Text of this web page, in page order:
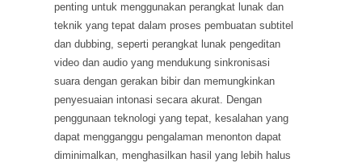
penting untuk menggunakan perangkat lunak dan
teknik yang tepat dalam proses pembuatan subtitel
dan dubbing, seperti perangkat lunak pengeditan
video dan audio yang mendukung sinkronisasi
suara dengan gerakan bibir dan memungkinkan
penyesuaian intonasi secara akurat. Dengan
penggunaan teknologi yang tepat, kesalahan yang
dapat mengganggu pengalaman menonton dapat
diminimalkan, menghasilkan hasil yang lebih halus